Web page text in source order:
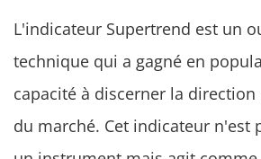
L'indicateur Supertrend est un
technique qui a gagné en
capacité à discerner la direction
du marché. Cet indicateur n'est